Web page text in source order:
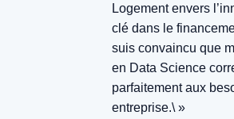
Logement envers
clé dans le
suis convaincu que
en Data Science
parfaitement aux
entreprise.\ »